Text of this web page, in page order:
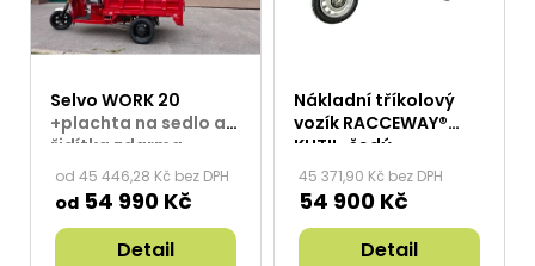
p
Selvo WORK 20
+plachta na sedlo a
řidítka zdarma
od 45 446,28 Kč bez DPH
od 54 990 Kč
Detail
Nákladní tříkolový
vozík RACCEWAY®
KUTIL, šedý
45 371,90 Kč bez DPH
54 900 Kč
Detail